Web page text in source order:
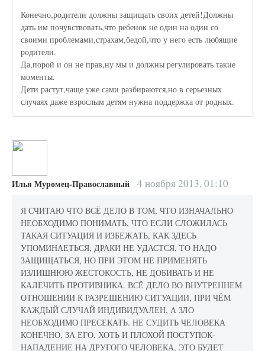
Конечно,родители должны защищать своих детей!Должны
дать им почувствовать,что ребенок не один на один со
своими проблемами,страхам,бедой,что у него есть любящие
родители.
Да,порой и он не прав,ну мы и должны регулировать такие
моменты.
Дети растут,чаще уже сами разбираются,но в серьезных
случаях даже взрослым детям нужна поддержка от родных.
Илья Муромец-Православный 4 ноября 2013, 01:10
Я СЧИТАЮ ЧТО ВСЁ ДЕЛО В ТОМ, ЧТО ИЗНАЧАЛЬНО
НЕОБХОДИМО ПОНИМАТЬ, ЧТО ЕСЛИ СЛОЖИЛАСЬ
ТАКАЯ СИТУАЦИЯ И ИЗБЕЖАТЬ, КАК ЗДЕСЬ
УПОМИНАЕТЬСЯ, ДРАКИ НЕ УДАСТСЯ, ТО НАДО
ЗАЩИЩАТЬСЯ, НО ПРИ ЭТОМ НЕ ПРИМЕНЯТЬ
ИЗЛИШНЮЮ ЖЕСТОКОСТЬ, НЕ ДОБИВАТЬ И НЕ
КАЛЕЧИТЬ ПРОТИВНИКА. ВСЁ ДЕЛО ВО ВНУТРЕННЕМ
ОТНОШЕНИИ К РАЗРЕШЕНИЮ СИТУАЦИИ, ПРИ ЧЁМ
КАЖДЫЙ СЛУЧАЙ ИНДИВИДУАЛЕН, А ЗЛО
НЕОБХОДИМО ПРЕСЕКАТЬ. НЕ СУДИТЬ ЧЕЛОВЕКА
КОНЕЧНО, ЗА ЕГО, ХОТЬ И ПЛОХОЙ ПОСТУПОК-
НАПАДЕНИЕ НА ДРУГОГО ЧЕЛОВЕКА, ЭТО БУДЕТ